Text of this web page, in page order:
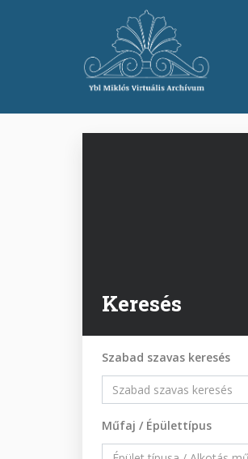
Keresés
Szabad szavas keresés
Műfaj / Épülettípus